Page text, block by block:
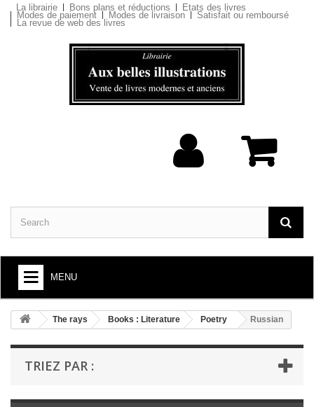
La librairie Bons plans et réductions Etats des livres
Modes de paiement Modes de livraison Satisfait ou remboursé
La revue de web des livres
MENU
+
BOOKS : ARTS AND SOCIETY
+
+
BOOKS : YOUTH
+
The rays Books : Literature Poetry Russian
TRIEZ PAR :